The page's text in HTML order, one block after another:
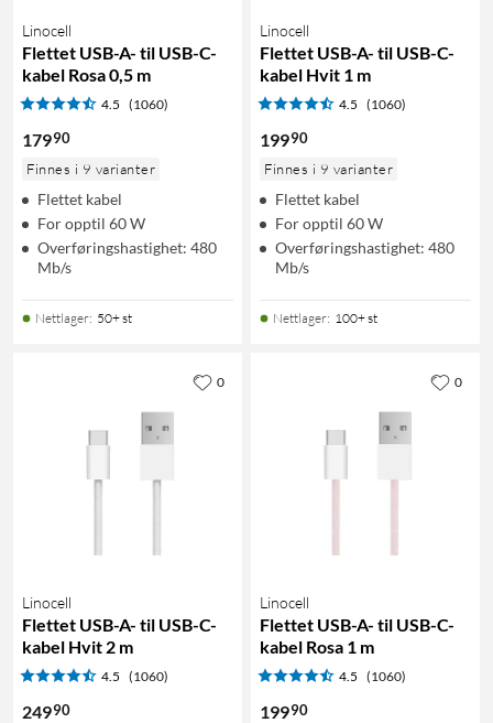
Linocell
Flettet USB-A- til USB-C-
kabel Rosa 0,5 m
4.5 (1060)
17990
Finnes i 9 varianter
Flettet kabel
For opptil 60 W
Overføringshastighet: 480
Mb/s
Nettlager: 50+ st
Linocell
Flettet USB-A- til USB-C-
kabel Hvit 1 m
4.5 (1060)
19990
Finnes i 9 varianter
Flettet kabel
For opptil 60 W
Overføringshastighet: 480
Mb/s
Nettlager: 100+ st
Linocell
Flettet USB-A- til USB-C-
kabel Hvit 2 m
4.5 (1060)
24990
0
Linocell
Flettet USB-A- til USB-C-
kabel Rosa 1 m
4.5 (1060)
19990
0